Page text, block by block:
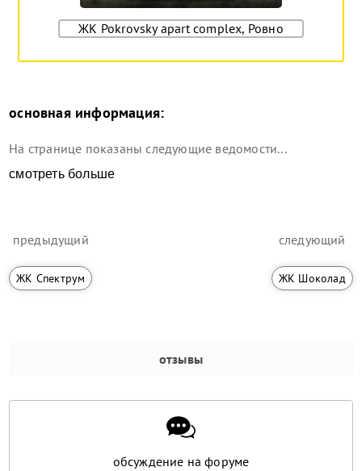
ЖК Pokrovsky apart complex, Ровно
основная информация:
На странице показаны следующие ведомости...
смотреть больше
предыдущий
ЖК Спектрум
следующий
ЖК Шоколад
отзывы
обсуждение на форуме